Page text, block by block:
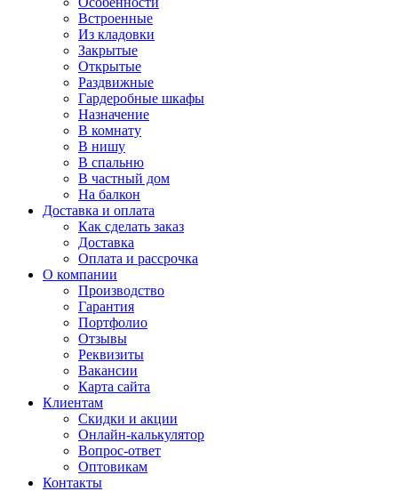
Встроенные
Из кладовки
Закрытые
Открытые
Раздвижные
Гардеробные шкафы
Назначение
В комнату
В нишу
В спальню
В частный дом
На балкон
Доставка и оплата
Как сделать заказ
Доставка
Оплата и рассрочка
О компании
Производство
Гарантия
Портфолио
Отзывы
Реквизиты
Вакансии
Карта сайта
Клиентам
Скидки и акции
Онлайн-калькулятор
Вопрос-ответ
Оптовикам
Контакты